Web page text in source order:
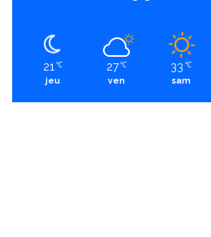
21 ℃
jeu
27 ℃
ven
33 ℃
sam